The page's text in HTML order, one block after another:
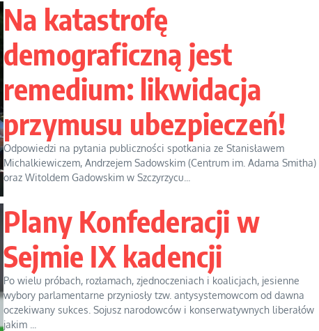
Na katastrofę
demograficzną jest
remedium: likwidacja
przymusu ubezpieczeń!
Odpowiedzi na pytania publiczności spotkania ze Stanisławem
Michalkiewiczem, Andrzejem Sadowskim (Centrum im. Adama Smitha)
oraz Witoldem Gadowskim w Szczyrzycu...
Plany Konfederacji w
Sejmie IX kadencji
Po wielu próbach, rozłamach, zjednoczeniach i koalicjach, jesienne
wybory parlamentarne przyniosły tzw. antysystemowcom od dawna
oczekiwany sukces. Sojusz narodowców i konserwatywnych liberałów
jakim ...